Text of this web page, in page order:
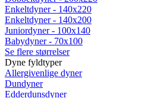
Enkeltdyner - 140x220
Enkeltdyner - 140x200
Juniordyner - 100x140
Babydyner - 70x100
Se flere størrelser
Dyne fyldtyper
Allergivenlige dyner
Dundyner
Edderdunsdyner